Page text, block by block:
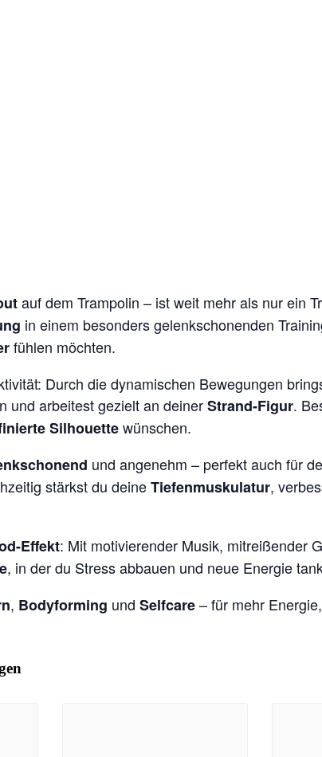
auf dem Trampolin – ist weit mehr als nur ein
in einem besonders gelenkschonenden
fühlen möchten.
Durch die dynamischen Bewegungen
und arbeitest gezielt an deinerStrand-Figur.
Silhouettewünschen.
und angenehm – perfekt auch für
stärkst du deineTiefenmuskulatur,
Effekt: Mit motivierender Musik, mitreißender
, in der du Stress abbauen und neue Energie
, Bodyforming und Selfcare– für mehr